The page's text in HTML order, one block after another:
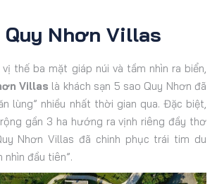
Nhơn Villas
thế ba mặt giáp núi và tầm nhìn ra biển,
Villas là khách sạn 5 sao Quy Nhơn đã
lùng” nhiều nhất thời gian qua. Đặc biệt,
gần 3 ha hướng ra vịnh riêng đầy thơ
Nhơn Villas đã chinh phục trái tim du
nhìn đầu tiên”.